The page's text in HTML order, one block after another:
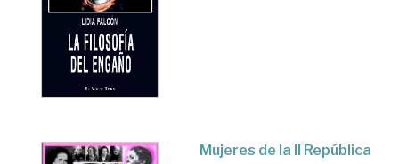
Mujeres de la II República